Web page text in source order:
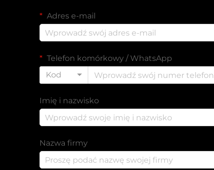
Adres e-mail
Telefon komórkowy / WhatsApp
Kod
Imię i nazwisko
Nazwa firmy